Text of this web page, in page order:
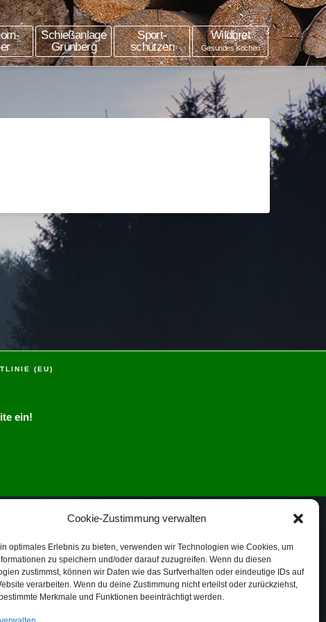
Cookie-Zustimmung verwalten
optimales Erlebnis zu bieten, verwenden wir Technologien wie Cookies, um
zu speichern und/oder darauf zuzugreifen. Wenn du diesen
zustimmst, können wir Daten wie das Surfverhalten oder eindeutige IDs auf
verarbeiten. Wenn du deine Zustimmung nicht erteilst oder zurückziehst,
Merkmale und Funktionen beeinträchtigt werden.
Schießanlage
Grünberg
Sport-
schützen
Wildbret
Gesundes Kochen
(EU)
ein!